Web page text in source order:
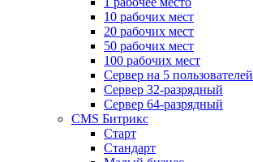
10 рабочих мест
20 рабочих мест
50 рабочих мест
100 рабочих мест
Сервер на 5 пользователей
Сервер 32-разрядный
Сервер 64-разрядный
CMS Битрикс
Старт
Стандарт